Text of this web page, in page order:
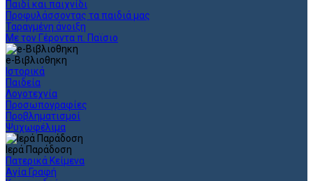
Παιδί και παιχνίδι
Προφυλάσσοντας τα παιδιά μας
Ταραγμένη άνοιξη
Με τον Γέροντα π. Παϊσιο
e-Βιβλιοθηκη
Ιστορικά
Παιδεία
Λογοτεχνία
Προσωπογραφίες
Προβληματισμοί
Ψυχωφέλιμα
Ιερά Παράδοση
Πατερικά Κείμενα
Αγία Γραφή